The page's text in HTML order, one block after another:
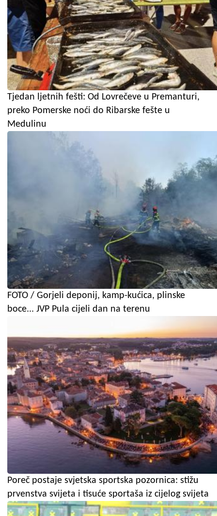
Tjedan ljetnih fešti: Od Lovrečeve u Premanturi,
preko Pomerske noći do Ribarske fešte u
Medulinu
FOTO / Gorjeli deponij, kamp-kućica, plinske
boce... JVP Pula cijeli dan na terenu
Poreč postaje svjetska sportska pozornica: stižu
prvenstva svijeta i tisuće sportaša iz cijelog svijeta